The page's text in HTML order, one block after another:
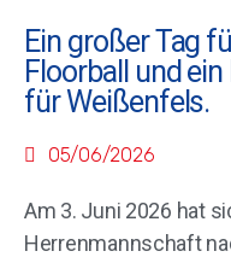
Ein großer Tag
Floorball und
für Weißenfels.
05/06/2026
Am 3. Juni 2026 hat
Herrenmannschaft